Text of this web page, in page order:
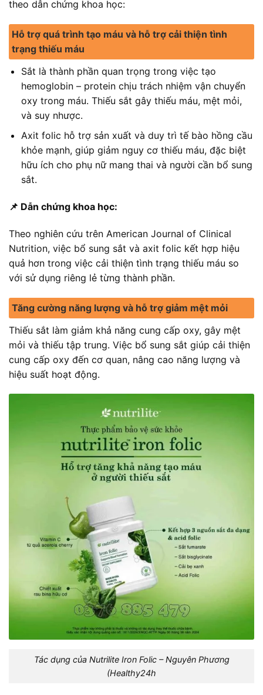
theo dẫn chứng khoa học:
Hỗ trợ quá trình tạo máu và hỗ trợ cải thiện tình
trạng thiếu máu
Sắt là thành phần quan trọng trong việc tạo
hemoglobin – protein chịu trách nhiệm vận chuyển
oxy trong máu. Thiếu sắt gây thiếu máu, mệt mỏi,
và suy nhược.
Axit folic hỗ trợ sản xuất và duy trì tế bào hồng cầu
khỏe mạnh, giúp giảm nguy cơ thiếu máu, đặc biệt
hữu ích cho phụ nữ mang thai và người cần bổ sung
sắt.
📌 Dẫn chứng khoa học:
Theo nghiên cứu trên American Journal of Clinical
Nutrition, việc bổ sung sắt và axit folic kết hợp hiệu
quả hơn trong việc cải thiện tình trạng thiếu máu so
với sử dụng riêng lẻ từng thành phần.
Tăng cường năng lượng và hỗ trợ giảm mệt mỏi
Thiếu sắt làm giảm khả năng cung cấp oxy, gây mệt
mỏi và thiếu tập trung. Việc bổ sung sắt giúp cải thiện
cung cấp oxy đến cơ quan, nâng cao năng lượng và
hiệu suất hoạt động.
Tác dụng của Nutrilite Iron Folic – Nguyên Phương
(Healthy24h